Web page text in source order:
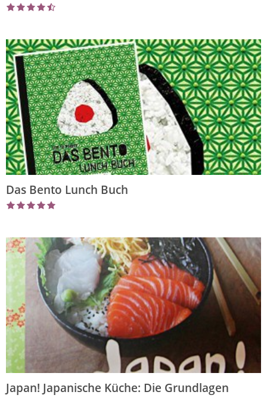
Das Bento Lunch Buch
Japan! Japanische Küche: Die Grundlagen